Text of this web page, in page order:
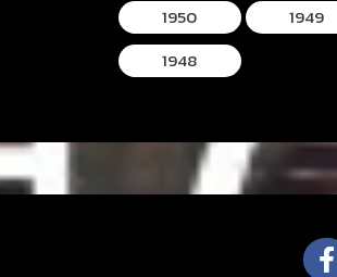
1950
1949
1948